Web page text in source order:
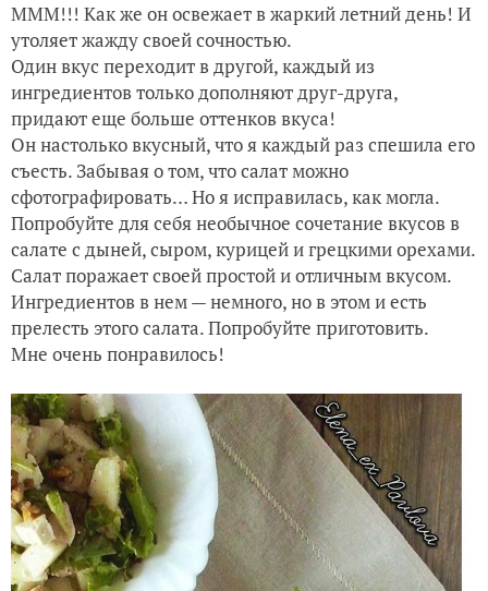
МММ!!! Как же он освежает в жаркий летний день! И
утоляет жажду своей сочностью.
Один вкус переходит в другой, каждый из
ингредиентов только дополняют друг-друга,
придают еще больше оттенков вкуса!
Он настолько вкусный, что я каждый раз спешила его
съесть. Забывая о том, что салат можно
сфотографировать… Но я исправилась, как могла.
Попробуйте для себя необычное сочетание вкусов в
салате с дыней, сыром, курицей и грецкими орехами.
Салат поражает своей простой и отличным вкусом.
Ингредиентов в нем — немного, но в этом и есть
прелесть этого салата. Попробуйте приготовить.
Мне очень понравилось!